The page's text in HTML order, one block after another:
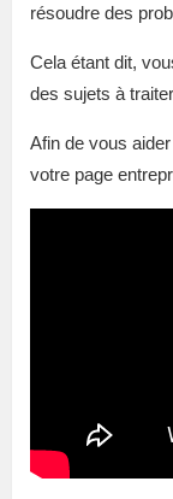
résoudre des
Cela étant dit,
des sujets à
Afin de vous
votre page